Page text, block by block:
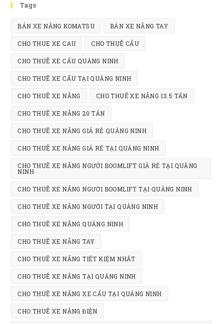
Tags
BÁN XE NÂNG KOMATSU BÁN XE NÂNG TAY
CHO THUE XE CAU CHO THUÊ CẨU
CHO THUÊ XE CẨU QUẢNG NINH
CHO THUÊ XE CẨU TẠI QUẢNG NINH
CHO THUÊ XE NÂNG CHO THUÊ XE NÂNG 13.5 TẤN
CHO THUÊ XE NÂNG 20 TẤN
CHO THUÊ XE NÂNG GIÁ RẺ QUẢNG NINH
CHO THUÊ XE NÂNG GIÁ RẺ TẠI QUẢNG NINH
CHO THUÊ XE NÂNG NGƯỜI BOOMLIFT GIÁ RẺ TẠI QUẢNG
NINH
CHO THUÊ XE NÂNG NGƯỜI BOOMLIFT TẠI QUẢNG NINH
CHO THUÊ XE NÂNG NGƯỜI TẠI QUẢNG NINH
CHO THUÊ XE NÂNG QUẢNG NINH
CHO THUÊ XE NÂNG TAY
CHO THUÊ XE NÂNG TIẾT KIỆM NHẤT
CHO THUÊ XE NÂNG TẠI QUẢNG NINH
CHO THUÊ XE NÂNG XE CẨU TẠI QUẢNG NINH
CHO THUÊ XE NÂNG ĐIỆN